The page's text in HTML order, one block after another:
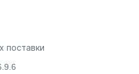
поставки